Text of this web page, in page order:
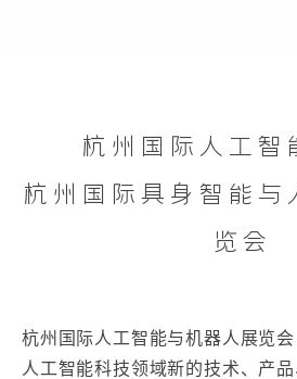
杭州国际人工智
杭州国际具身智能与
览会
杭州国际人工智能与机器人展览
人工智能科技领域新的技术、产